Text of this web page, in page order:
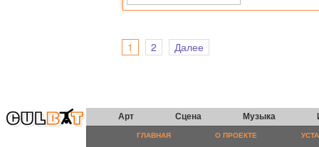
1 2 Далее
Арт Сцена Музыка
ГЛАВНАЯ О ПРОЕКТЕ